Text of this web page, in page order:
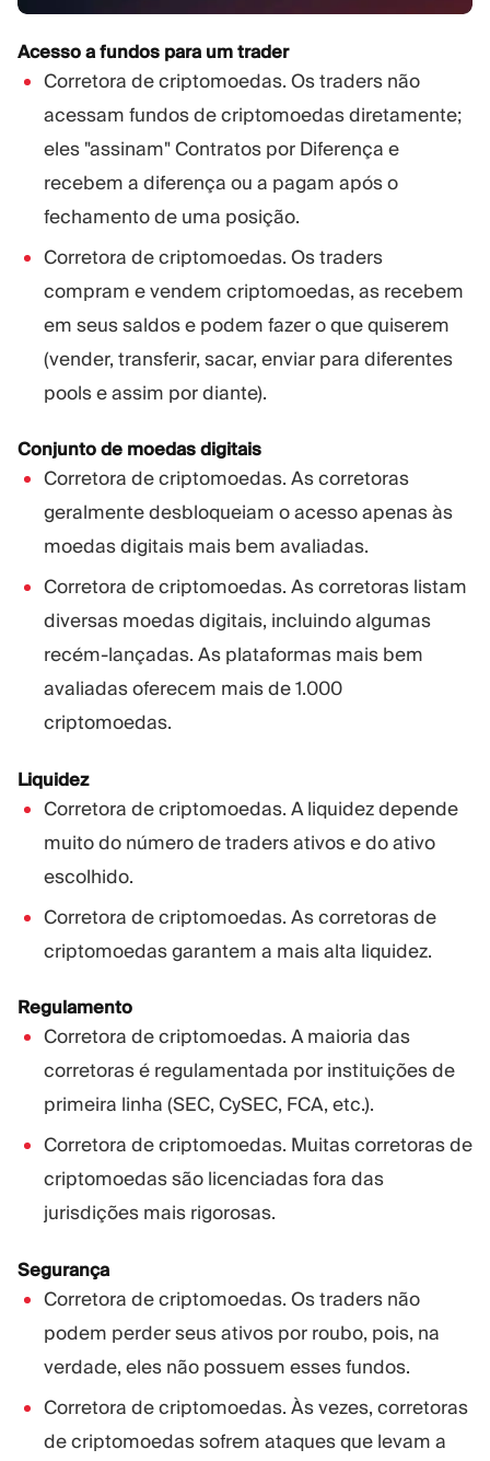
Acesso a fundos para um trader
Corretora de criptomoedas. Os traders não
acessam fundos de criptomoedas diretamente;
eles "assinam" Contratos por Diferença e
recebem a diferença ou a pagam após o
fechamento de uma posição.
Corretora de criptomoedas. Os traders
compram e vendem criptomoedas, as recebem
em seus saldos e podem fazer o que quiserem
(vender, transferir, sacar, enviar para diferentes
pools e assim por diante).
Conjunto de moedas digitais
Corretora de criptomoedas. As corretoras
geralmente desbloqueiam o acesso apenas às
moedas digitais mais bem avaliadas.
Corretora de criptomoedas. As corretoras listam
diversas moedas digitais, incluindo algumas
recém-lançadas. As plataformas mais bem
avaliadas oferecem mais de 1.000
criptomoedas.
Liquidez
Corretora de criptomoedas. A liquidez depende
muito do número de traders ativos e do ativo
escolhido.
Corretora de criptomoedas. As corretoras de
criptomoedas garantem a mais alta liquidez.
Regulamento
Corretora de criptomoedas. A maioria das
corretoras é regulamentada por instituições de
primeira linha (SEC, CySEC, FCA, etc.).
Corretora de criptomoedas. Muitas corretoras de
criptomoedas são licenciadas fora das
jurisdições mais rigorosas.
Segurança
Corretora de criptomoedas. Os traders não
podem perder seus ativos por roubo, pois, na
verdade, eles não possuem esses fundos.
Corretora de criptomoedas. Às vezes, corretoras
de criptomoedas sofrem ataques que levam a